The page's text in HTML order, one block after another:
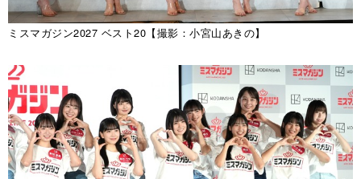
ミスマガジン2027 ベスト20【撮影：小宮山あきの】